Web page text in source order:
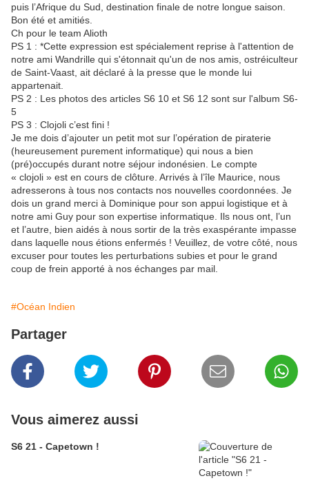
puis l’Afrique du Sud, destination finale de notre longue saison.
Bon été et amitiés.
Ch pour le team Alioth
PS 1 : *Cette expression est spécialement reprise à l'attention de
notre ami Wandrille qui s'étonnait qu'un de nos amis, ostréiculteur
de Saint-Vaast, ait déclaré à la presse que le monde lui
appartenait.
PS 2 : Les photos des articles S6 10 et S6 12 sont sur l'album S6-
5
PS 3 : Clojoli c’est fini !
Je me dois d’ajouter un petit mot sur l’opération de piraterie
(heureusement purement informatique) qui nous a bien
(pré)occupés durant notre séjour indonésien. Le compte
« clojoli » est en cours de clôture. Arrivés à l’île Maurice, nous
adresserons à tous nos contacts nos nouvelles coordonnées. Je
dois un grand merci à Dominique pour son appui logistique et à
notre ami Guy pour son expertise informatique. Ils nous ont, l’un
et l’autre, bien aidés à nous sortir de la très exaspérante impasse
dans laquelle nous étions enfermés ! Veuillez, de votre côté, nous
excuser pour toutes les perturbations subies et pour le grand
coup de frein apporté à nos échanges par mail.
#Océan Indien
Partager
Vous aimerez aussi
S6 21 - Capetown !